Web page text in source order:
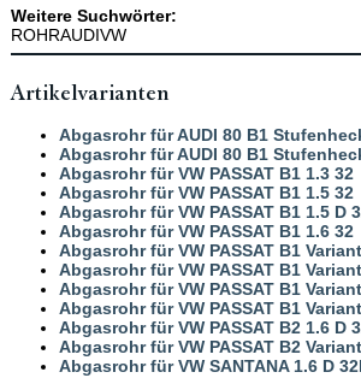
Weitere Suchwörter:
ROHRAUDIVW
Artikelvarianten
Abgasrohr für AUDI 80 B1
Abgasrohr für AUDI 80 B1
Abgasrohr für VW PASSAT B1 1.3 32
Abgasrohr für VW PASSAT B1 1.5 32
Abgasrohr für VW PASSAT B1 1.5 D
Abgasrohr für VW PASSAT B1 1.6 32
Abgasrohr für VW PASSAT B1
Abgasrohr für VW PASSAT B1
Abgasrohr für VW PASSAT B1
Abgasrohr für VW PASSAT B1
Abgasrohr für VW PASSAT B2 1.6 D
Abgasrohr für VW PASSAT B2
Abgasrohr für VW SANTANA 1.6 D